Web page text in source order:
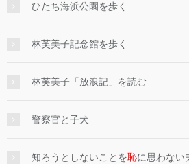
ひたち海浜公園を歩く
林芙美子記念館を歩く
林芙美子「放浪記」を読む
警察官と子犬
知ろうとしないことを恥に思わない